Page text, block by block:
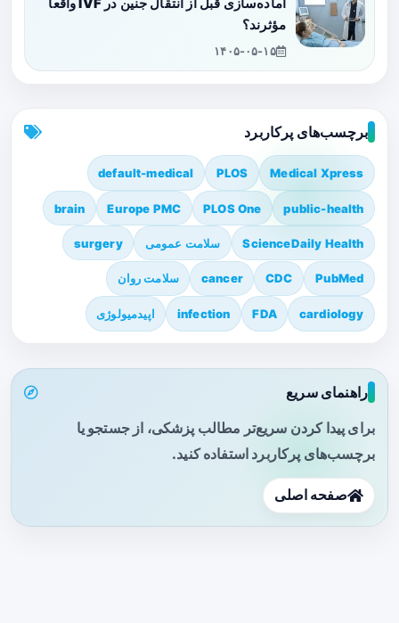
آماده‌سازی قبل از انتقال جنین در IVF واقعاً
مؤثرند؟
۱۴۰۵-۰۵-۱۵
برچسب‌های پرکاربرد
Medical Xpress
PLOS
default-medical
public-health
PLOS One
Europe PMC
brain
ScienceDaily Health سلامت عمومی surgery
PubMed
CDC
cancer سلامت روان
cardiology
FDA
infection اپیدمیولوژی
راهنمای سریع
برای پیدا کردن سریع‌تر مطالب پزشکی، از جستجو یا
برچسب‌های پرکاربرد استفاده کنید.
صفحه اصلی